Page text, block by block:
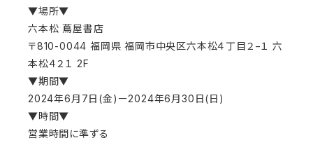
▼場所▼
六本松 蔦屋書店
〒810-0044 福岡県 福岡市中央区六本松４丁目２−１ 六
本松４２１ 2F
▼期間▼
2024年6月7日(金)ー2024年6月30日(日)
▼時間▼
営業時間に準ずる